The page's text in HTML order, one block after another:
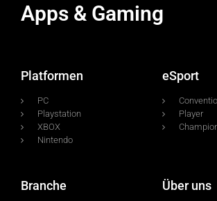
Apps & Gaming
Platformen
PC
Playstation
XBOX
Nintendo
eSport
Player
Branche Über uns